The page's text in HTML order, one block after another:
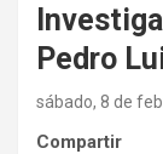
Pedro
sábado, 8 de
Compartir